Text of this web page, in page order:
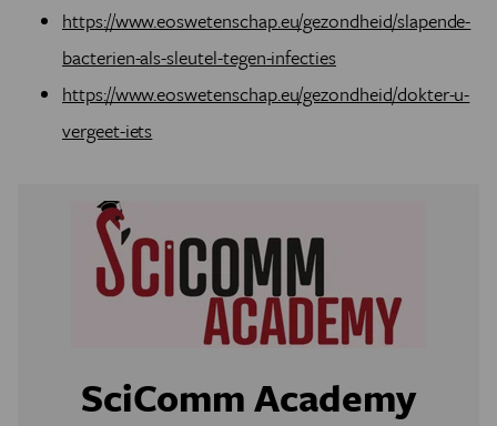
https://www.eoswetenschap.eu/gezondheid/slapende-
bacterien-als-sleutel-tegen-infecties
https://www.eoswetenschap.eu/gezondheid/dokter-u-
vergeet-iets
SciComm Academy